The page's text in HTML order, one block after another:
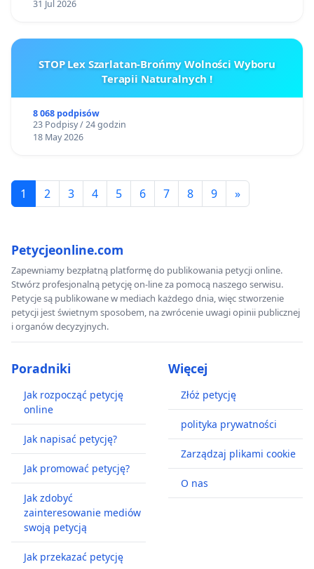
mieszkańców i Puszczy Knyszyńskiej
31 Jul 2026
STOP Lex Szarlatan-Brońmy Wolności Wyboru
Terapii Naturalnych !
8 068 podpisów
23 Podpisy / 24 godzin
18 May 2026
1 2 3 4 5 6 7 8 9 »
Petycjeonline.com
Zapewniamy bezpłatną platformę do publikowania petycji online.
Stwórz profesjonalną petycję on-line za pomocą naszego serwisu.
Petycje są publikowane w mediach każdego dnia, więc stworzenie
petycji jest świetnym sposobem, na zwrócenie uwagi opinii publicznej
i organów decyzyjnych.
Poradniki
Jak rozpocząć petycję
online
Jak napisać petycję?
Jak promować petycję?
Jak zdobyć
zainteresowanie mediów
swoją petycją
Jak przekazać petycję
Więcej
Złóż petycję
polityka prywatności
Zarządzaj plikami cookie
O nas